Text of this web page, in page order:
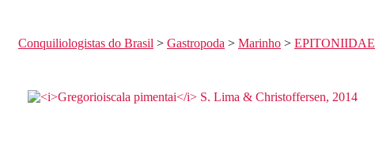
Conquiliologistas do Brasil > Gastropoda > Marinho > EPITONIIDAE